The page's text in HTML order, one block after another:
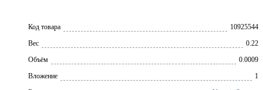
Код товара
10925544
Вес
0.22
Объём
0.0009
Вложение
1